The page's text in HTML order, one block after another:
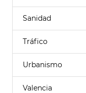
Sanidad
Tráfico
Urbanismo
Valencia